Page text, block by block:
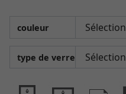
couleur
type de verre